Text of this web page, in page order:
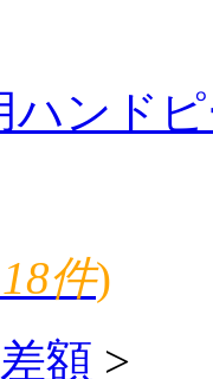
ハンド
件)
差額 >